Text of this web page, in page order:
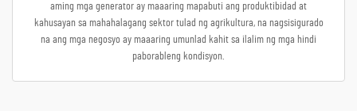
aming mga generator ay maaaring mapabuti ang produktibidad at
kahusayan sa mahahalagang sektor tulad ng agrikultura, na nagsisigurado
na ang mga negosyo ay maaaring umunlad kahit sa ilalim ng mga hindi
paborableng kondisyon.